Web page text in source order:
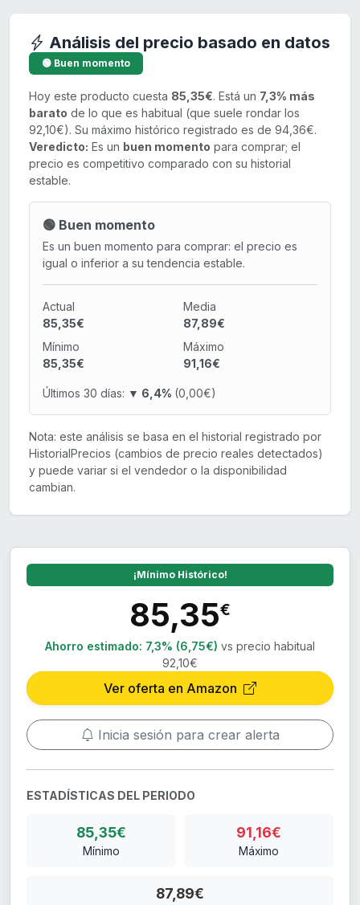
Análisis del precio basado en datos
🟢 Buen momento
Hoy este producto cuesta 85,35€. Está un 7,3% más
barato de lo que es habitual (que suele rondar los
92,10€). Su máximo histórico registrado es de 94,36€.
Veredicto: Es un buen momento para comprar; el
precio es competitivo comparado con su historial
estable.
🟢 Buen momento
Es un buen momento para comprar: el precio es
igual o inferior a su tendencia estable.
Actual
85,35€
Media
87,89€
Mínimo
85,35€
Máximo
91,16€
Últimos 30 días: ▼ 6,4% (0,00€)
Nota: este análisis se basa en el historial registrado por
HistorialPrecios (cambios de precio reales detectados)
y puede variar si el vendedor o la disponibilidad
cambian.
¡Mínimo Histórico!
85,35€
Ahorro estimado: 7,3% (6,75€) vs precio habitual
92,10€
Ver oferta en Amazon
Inicia sesión para crear alerta
ESTADÍSTICAS DEL PERIODO
85,35€
Mínimo
91,16€
Máximo
87,89€